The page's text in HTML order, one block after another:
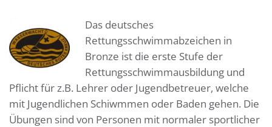
Das deutsches
Rettungsschwimmabzeichen in
Bronze ist die erste Stufe der
Rettungsschwimmausbildung und
Pflicht für z.B. Lehrer oder Jugendbetreuer, welche
mit Jugendlichen Schiwmmen oder Baden gehen. Die
Übungen sind von Personen mit normaler sportlicher